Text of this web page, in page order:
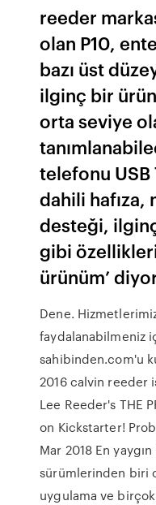
reeder
olan P10,
bazı üst
ilginç bir
orta seviye
telefonu USB
dahili hafıza,
desteği,
gibi
ürünüm’
Dene.
faydalanabilmeniz
sahibinden.com'u
2016 calvin reeder
Lee Reeder's THE
on Kickstarter!
Mar 2018 En
sürümlerinden biri
uygulama ve